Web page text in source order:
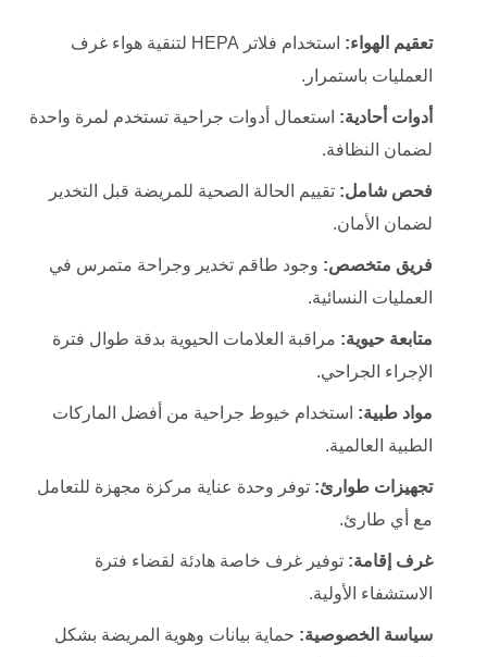
تعقيم الهواء:
استخدام فلاتر HEPA لتنقية هواء غرف
العمليات باستمرار.
أدوات أحادية: استعمال أدوات جراحية تستخدم لمرة واحدة
لضمان النظافة.
فحص شامل: تقييم الحالة الصحية للمريضة قبل التخدير
لضمان الأمان.
فريق متخصص: وجود طاقم تخدير وجراحة متمرس في
العمليات النسائية.
متابعة حيوية: مراقبة العلامات الحيوية بدقة طوال فترة
الإجراء الجراحي.
مواد طبية: استخدام خيوط جراحية من أفضل الماركات
الطبية العالمية.
تجهيزات طوارئ: توفر وحدة عناية مركزة مجهزة للتعامل
مع أي طارئ.
غرف إقامة: توفير غرف خاصة هادئة لقضاء فترة
الاستشفاء الأولية.
سياسة الخصوصية: حماية بيانات وهوية المريضة بشكل